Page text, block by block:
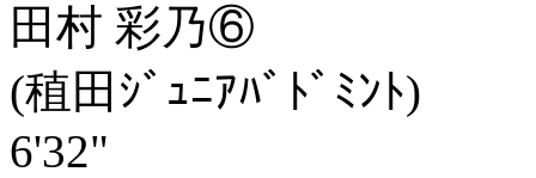
田村 彩乃⑥
(稙田ｼﾞｭﾆｱﾊﾞﾄﾞﾐﾝﾄ)
6'32"